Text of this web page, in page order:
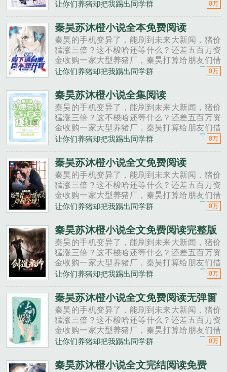
一点。秦昊老班长啊，我想回家养猪，要不要
秦昊二狗子，借500万买点......
让你们养猪却把我踢出同学群 0万
秦昊苏沐橙小说全本免费阅读
秦昊的手机变异了，能刷到未来大新闻，猪价
猛涨三倍？这不梭哈还等什么？还差五百万资
金收购一家大型养猪厂，秦昊打算给朋友们借
一点。秦昊老班长啊，我想回家养猪，要不要
秦昊二狗子，借500万买点......
让你们养猪却把我踢出同学群 0万
秦昊苏沐橙小说全集阅读
秦昊的手机变异了，能刷到未来大新闻，猪价
猛涨三倍？这不梭哈还等什么？还差五百万资
金收购一家大型养猪厂，秦昊打算给朋友们借
一点。秦昊老班长啊，我想回家养猪，要不要
秦昊二狗子，借500万买点......
让你们养猪却把我踢出同学群 0万
秦昊苏沐橙小说全文免费阅读
秦昊的手机变异了，能刷到未来大新闻，猪价
猛涨三倍？这不梭哈还等什么？还差五百万资
金收购一家大型养猪厂，秦昊打算给朋友们借
一点。秦昊老班长啊，我想回家养猪，要不要
秦昊二狗子，借500万买点......
让你们养猪却把我踢出同学群 0万
秦昊苏沐橙小说全文免费阅读完整版
秦昊的手机变异了，能刷到未来大新闻，猪价
猛涨三倍？这不梭哈还等什么？还差五百万资
金收购一家大型养猪厂，秦昊打算给朋友们借
一点。秦昊老班长啊，我想回家养猪，要不要
秦昊二狗子，借500万买点......
让你们养猪却把我踢出同学群 0万
秦昊苏沐橙小说全文免费阅读无弹窗
秦昊的手机变异了，能刷到未来大新闻，猪价
猛涨三倍？这不梭哈还等什么？还差五百万资
金收购一家大型养猪厂，秦昊打算给朋友们借
一点。秦昊老班长啊，我想回家养猪，要不要
秦昊二狗子，借500万买点......
让你们养猪却把我踢出同学群 0万
秦昊苏沐橙小说全文完结阅读免费